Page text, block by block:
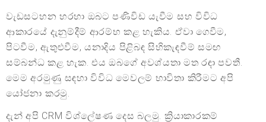
වැඩසටහන හරහා ඔබට පණිවිඩ යැවීම සහ විවිධ
ආකාරයේ දැනුම්දීම් ආරම්භ කළ හැකිය. ඒවා ගෙවීම,
පිටවීම, ඇතුළුවීම, යනාදිය පිළිබඳ සිහිකැඳවීම් සමඟ
සම්බන්ධ කළ හැක. එය ඔබගේ අවශ්යතා මත රඳා පවතී.
මෙම අරමුණු සඳහා විවිධ මෙවලම් භාවිතා කිරීමට අපි
යෝජනා කරමු.
දැන් අපි CRM විශ්ලේෂණ දෙස බලමු. ක්‍රියාකාරකම්